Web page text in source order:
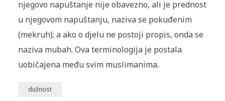
njegovo napuštanje nije obavezno, ali je prednost
u njegovom napuštanju, naziva se pokuđenim
(mekruh); a ako o djelu ne postoji propis, onda se
naziva mubah. Ova terminologija je postala
uobičajena među svim muslimanima.
dužnost